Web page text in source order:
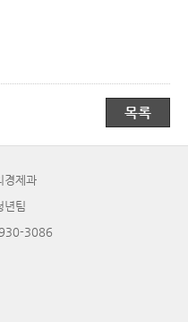
목록
경제과
년팀
3086